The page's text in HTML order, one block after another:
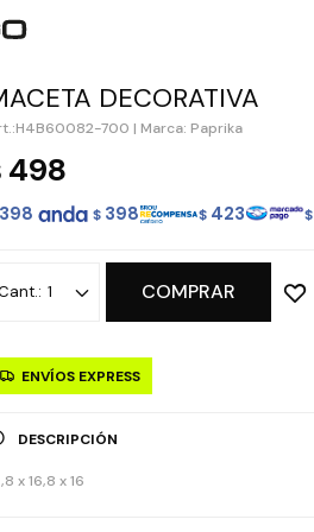
DECORATIVA
H4B60082-700 | Marca: Paprika
498
398 $ 398 $ 423 $
1 COMPRAR
ENVÍOS EXPRESS
DESCRIPCIÓN
x 16,8 x 16